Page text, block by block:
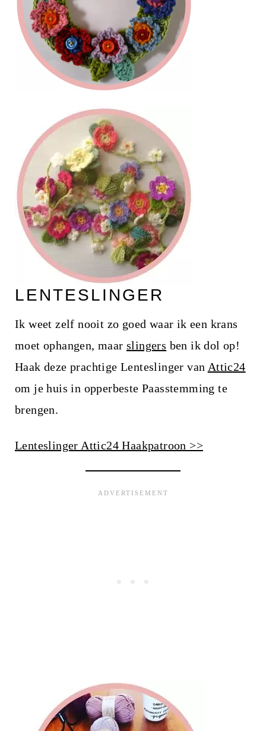
LENTESLINGER
Ik weet zelf nooit zo goed waar ik een krans
moet ophangen, maar slingers ben ik dol op!
Haak deze prachtige Lenteslinger van Attic24
om je huis in opperbeste Paasstemming te
brengen.
Lenteslinger Attic24 Haakpatroon >>